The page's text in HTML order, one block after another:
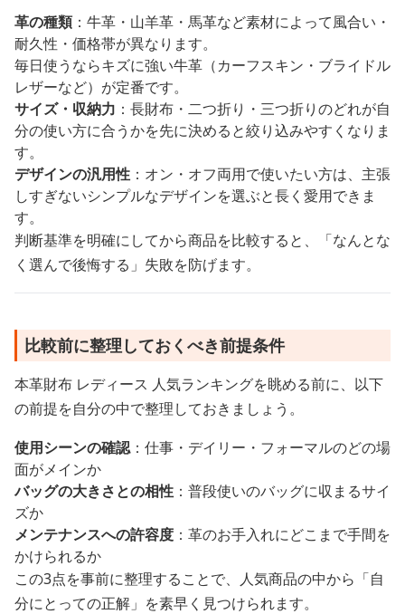
革の種類：牛革・山羊革・馬革など素材によって風合い・
耐久性・価格帯が異なります。
毎日使うならキズに強い牛革（カーフスキン・ブライドル
レザーなど）が定番です。
サイズ・収納力 ：長財布・二つ折り・三つ折りのどれが自
分の使い方に合うかを先に決めると絞り込みやすくなりま
す。
デザインの汎用性 ：オン・オフ両用で使いたい方は、主張
しすぎないシンプルなデザインを選ぶと長く愛用できま
す。
判断基準を明確にしてから商品を比較すると、「なんとな
く選んで後悔する」失敗を防げます。
比較前に整理しておくべき前提条件
本革財布 レディース 人気ランキングを眺める前に、以下
の前提を自分の中で整理しておきましょう。
使用シーンの確認：仕事・デイリー・フォーマルのどの場
面がメインか
バッグの大きさとの相性 ：普段使いのバッグに収まるサイ
ズか
メンテナンスへの許容度 ：革のお手入れにどこまで手間を
かけられるか
この3点を事前に整理することで、人気商品の中から「自
分にとっての正解」を素早く見つけられます。